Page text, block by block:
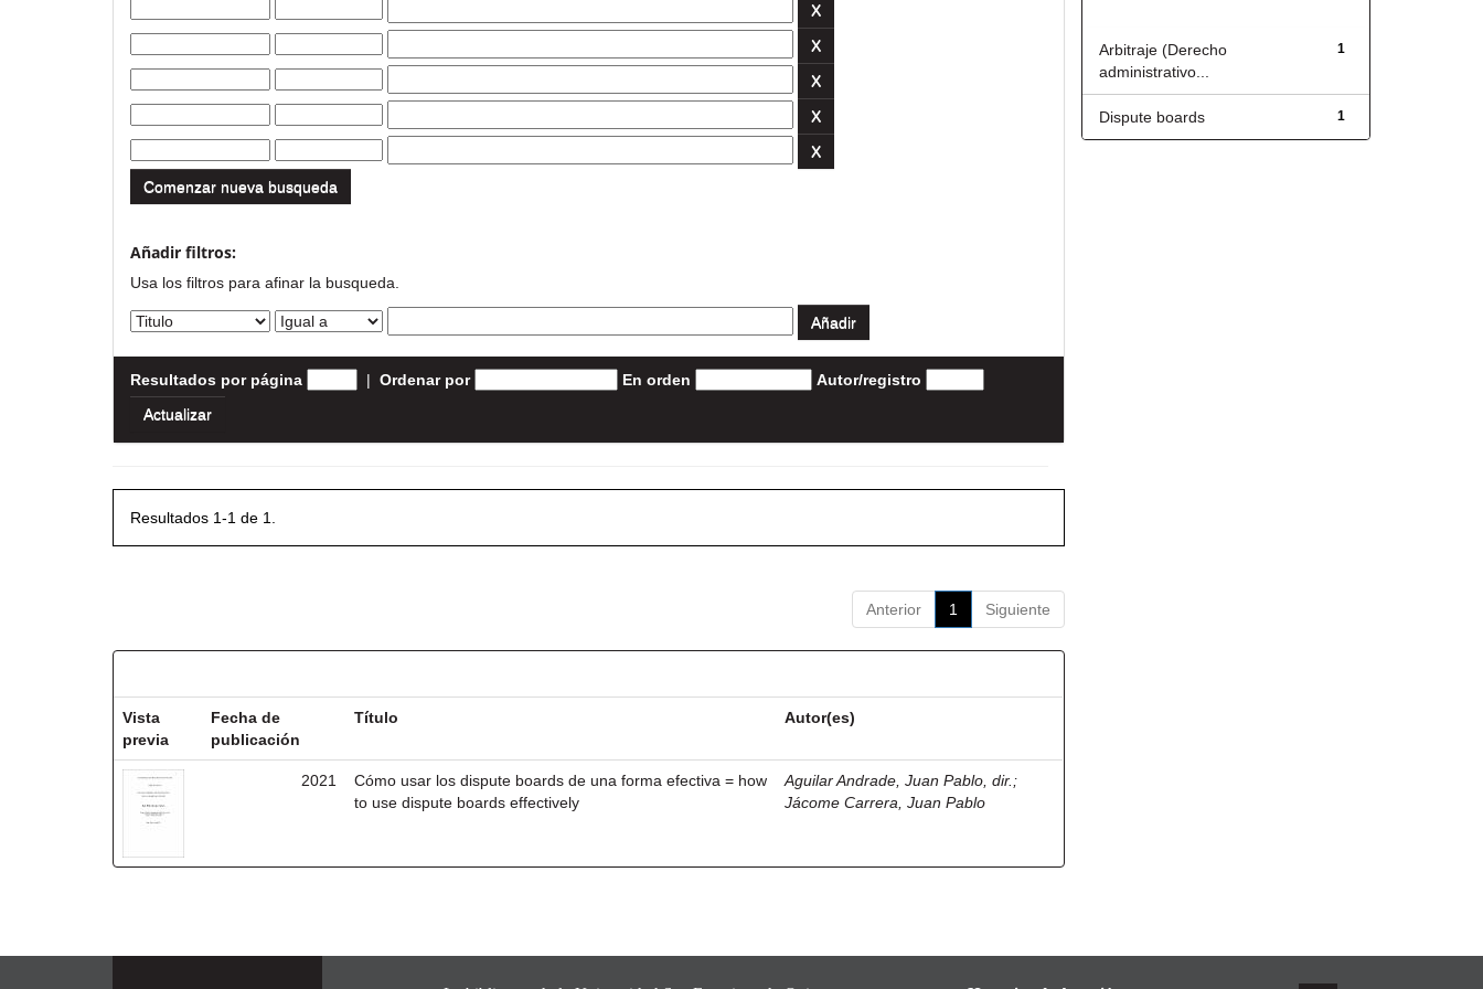
Comenzar nueva busqueda
Añadir filtros:
Usa los filtros para afinar la busqueda.
Resultados por página | Ordenar por En orden Autor/registro
Resultados 1-1 de 1.
Anterior 1 Siguiente
Vista
previa
Fecha de
publicación
Título Autor(es)
2021
Cómo usar los dispute boards de una forma efectiva = how
to use dispute boards effectively
Aguilar Andrade, Juan Pablo, dir. ;
Jácome Carrera, Juan Pablo
1
Arbitraje (Derecho
administrativo...
1
Dispute boards